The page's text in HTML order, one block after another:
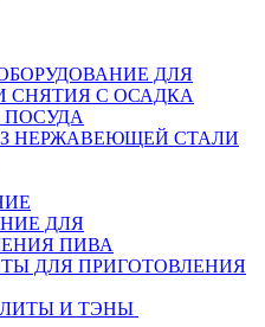
ДЛЯ
СНЯТИЯ С ОСАДКА
НЕРЖАВЕЮЩЕЙ СТАЛИ
ДЛЯ
ПИВА
ДЛЯ ПРИГОТОВЛЕНИЯ
И ТЭНЫ